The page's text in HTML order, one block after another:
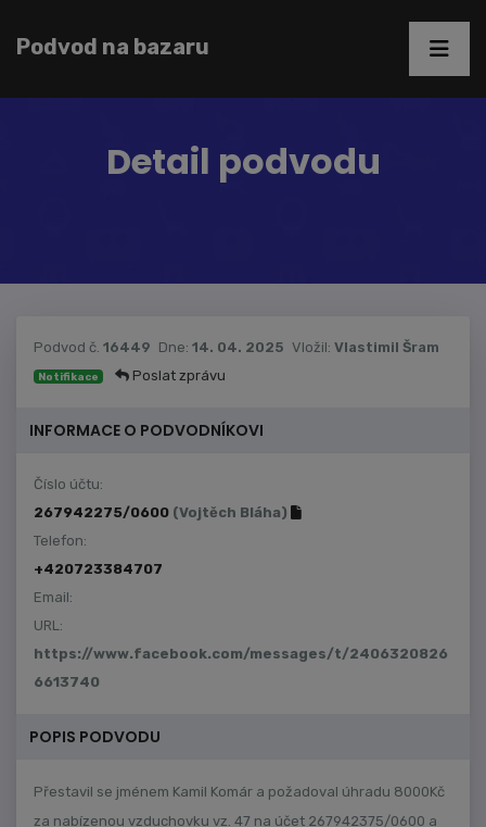
Podvod na bazaru
Detail podvodu
Podvod č. 16449 Dne: 14. 04. 2025 Vložil: Vlastimil Šram
Notifikace Poslat zprávu
INFORMACE O PODVODNÍKOVI
Číslo účtu:
267942275/0600 (Vojtěch Bláha)
Telefon:
+420723384707
Email:
URL:
https://www.facebook.com/messages/t/2406320826
6613740
POPIS PODVODU
Přestavil se jménem Kamil Komár a požadoval úhradu 8000Kč
za nabízenou vzduchovku vz. 47 na účet 267942375/0600 a